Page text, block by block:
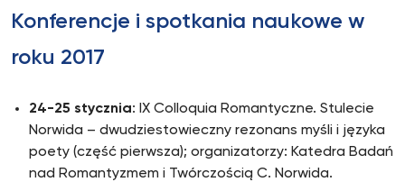
Konferencje i spotkania naukowe w
roku 2017
24-25 stycznia: IX Colloquia Romantyczne. Stulecie
Norwida – dwudziestowieczny rezonans myśli i języka
poety (część pierwsza); organizatorzy: Katedra Badań
nad Romantyzmem i Twórczością C. Norwida.